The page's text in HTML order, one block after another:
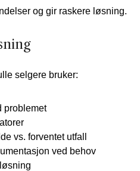
og gir raskere løsning.
selgere bruker:
problemet
vs. forventet utfall
ved behov